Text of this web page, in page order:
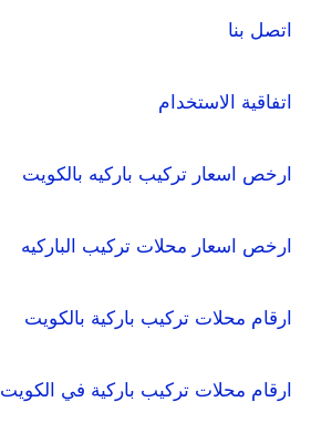
اتصل بنا
اتفاقية الاستخدام
ارخص اسعار تركيب باركيه بالكويت
ارخص اسعار محلات تركيب الباركيه
ارقام محلات تركيب باركية بالكويت
ارقام محلات تركيب باركية في الكويت